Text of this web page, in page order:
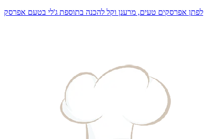
לפתן אפרסקים טעים, מרענן וקל להכנה בתוספת ג'לי בטעם אפרסק